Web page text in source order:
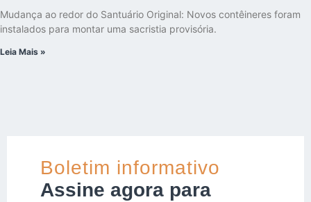
Mudança ao redor do Santuário Original: Novos contêineres foram
instalados para montar uma sacristia provisória.
Leia Mais »
Boletim informativo
Assine agora para